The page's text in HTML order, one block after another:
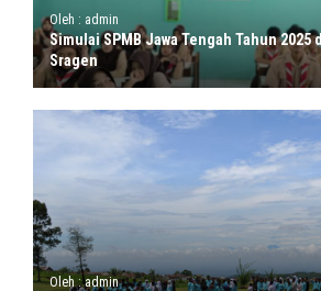
Oleh : admin
Simulai SPMB Jawa Tengah Tahun 2025
Sragen
Oleh : admin